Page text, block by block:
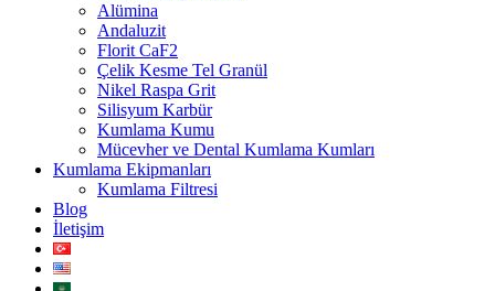
Alümina
Andaluzit
Florit CaF2
Çelik Kesme Tel Granül
Nikel Raspa Grit
Silisyum Karbür
Kumlama Kumu
Mücevher ve Dental Kumlama Kumları
Kumlama Ekipmanları
Kumlama Filtresi
Blog
İletişim